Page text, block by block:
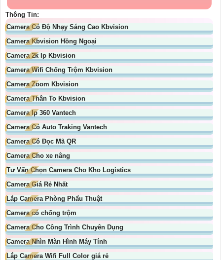
Thông Tin:
Camera Có Độ Nhạy Sáng Cao Kbvision
Camera Kbvision Hồng Ngoại
Camera 2k Ip Kbvision
Camera Wifi Chống Trộm Kbvision
Camera Zoom Kbvision
Camera Thân To Kbvision
Camera Ip 360 Vantech
Camera Có Auto Traking Vantech
Camera Có Đọc Mã QR
Camera Cho xe nâng
Tư Vấn Chọn Camera Cho Kho Logistics
Camera Giá Rẻ Nhất
Lắp Camera Phòng Phẩu Thuật
Camera có chống trộm
Camera Cho Công Trình Chuyên Dụng
Camera Nhìn Màn Hình Máy Tính
Lắp Camera Wifi Full Color giá rẻ